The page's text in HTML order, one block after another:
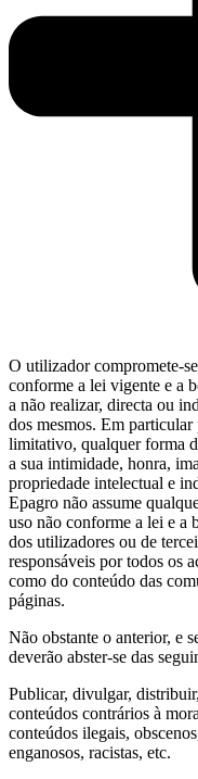
O utilizador compromete-
conforme a lei vigente e a
a não realizar, directa ou
dos mesmos. Em particular
limitativo, qualquer forma
a sua intimidade, honra,
propriedade intelectual e
Epagro não assume
uso não conforme a lei e a
dos utilizadores ou de
responsáveis por todos os
como do conteúdo das
páginas.
Não obstante o anterior, e
deverão abster-se das
Publicar, divulgar,
conteúdos contrários à
conteúdos ilegais,
enganosos, racistas, etc.